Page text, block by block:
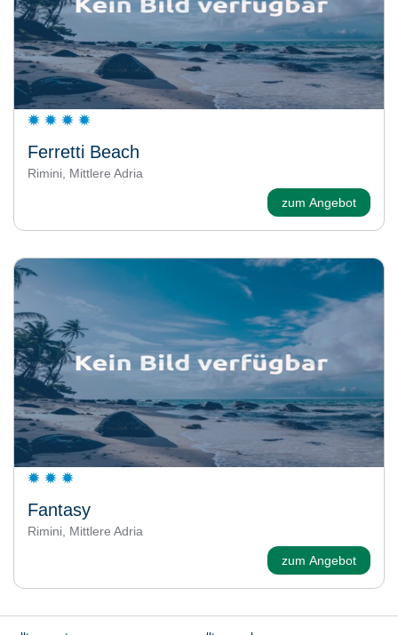
Ferretti Beach
Rimini, Mittlere Adria
zum Angebot
Fantasy
Rimini, Mittlere Adria
zum Angebot